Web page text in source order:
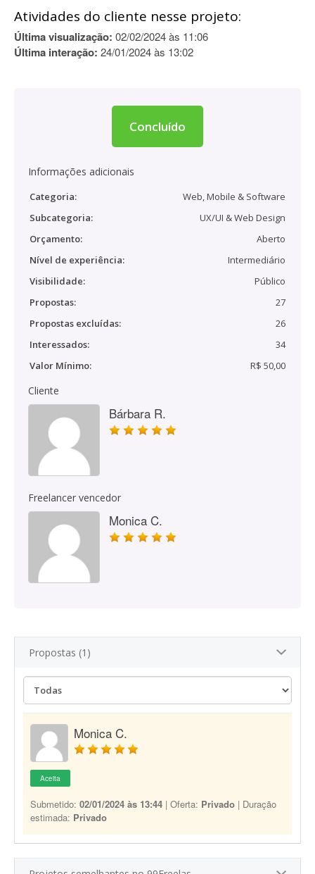
Atividades do cliente nesse projeto:
Última visualização: 02/02/2024 às 11:06
Última interação: 24/01/2024 às 13:02
Concluído
Informações adicionais
Categoria:
Web, Mobile & Software
Subcategoria:
UX/UI & Web Design
Orçamento:
Aberto
Nível de experiência:
Intermediário
Visibilidade:
Público
Propostas:
27
Propostas excluídas:
26
Interessados:
34
Valor Mínimo:
R$ 50,00
Cliente
Bárbara R.
Freelancer vencedor
Monica C.
Propostas (1)
Monica C.
Aceita
Submetido: 02/01/2024 às 13:44 | Oferta: Privado | Duração
estimada: Privado